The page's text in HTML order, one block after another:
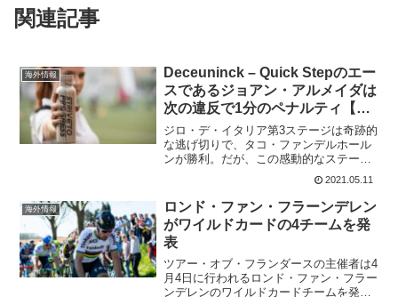
関連記事
海外情報
Deceuninck – Quick Stepのエー
スであるジョアン・アルメイダは
次の違反で1分のペナルティ【訂
正】
ジロ・デ・イタリア第3ステージは奇跡的
な逃げ切りで、タコ・ファンデルホール
ンが勝利。だが、この感動的なステージ
でも違反者が出てしてまっている。その
一人が、Deceuninck - Quick Stepのエー
スであるジョアン・アルメイダだ。彼...
2021.05.11
海外情報
ロンド・ファン・フラーンデレン
がワイルドカードの4チームを発
表
ツアー・オブ・フランダースの主催者は4
月4日に行われるロンド・ファン・フラー
ンデレンのワイルドカードチームを発表